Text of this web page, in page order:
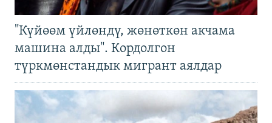
"Күйөөм үйлөндү, жөнөткөн акчама
машина алды". Кордолгон
түркмөнстандык мигрант аялдар